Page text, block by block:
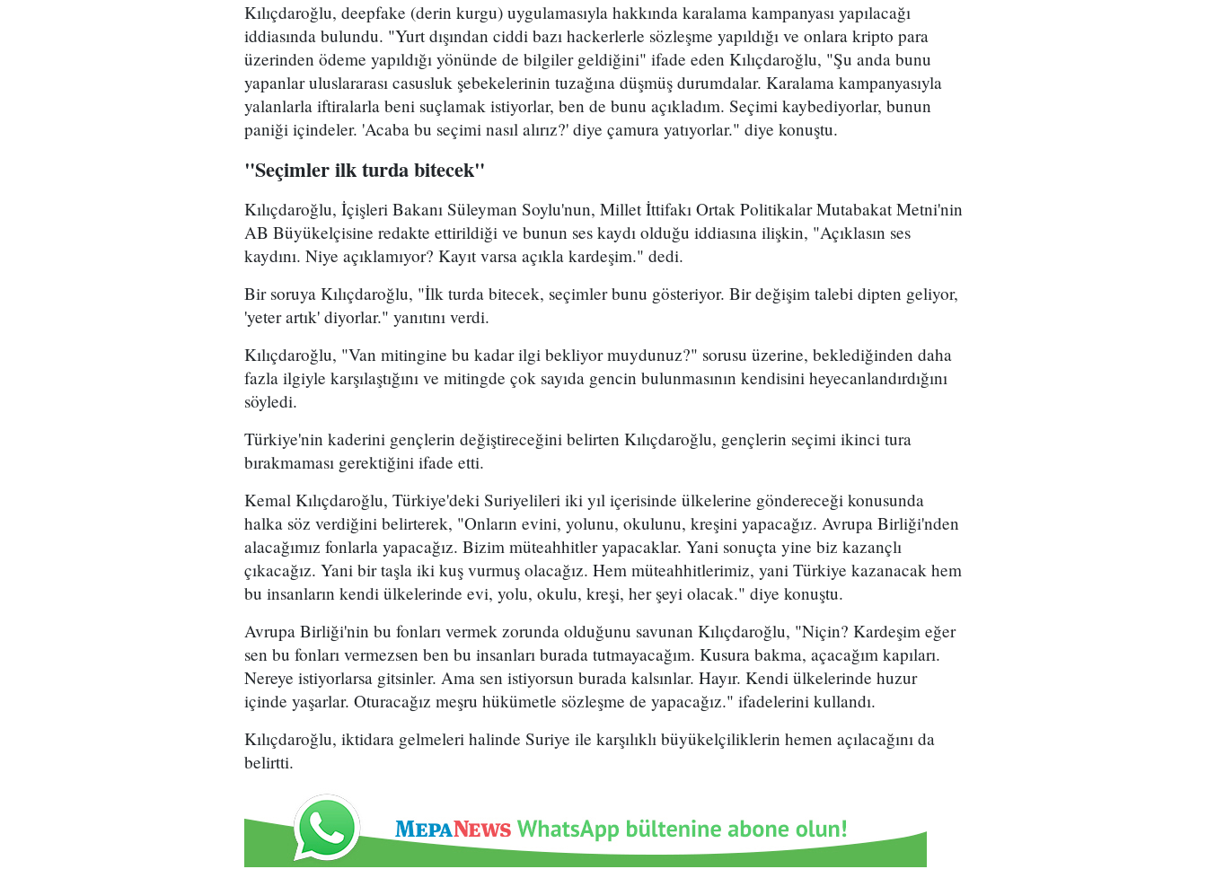
Kılıçdaroğlu, deepfake (derin kurgu) uygulamasıyla hakkında karalama kampanyası yapılacağı
iddiasında bulundu. "Yurt dışından ciddi bazı hackerlerle sözleşme yapıldığı ve onlara kripto para
üzerinden ödeme yapıldığı yönünde de bilgiler geldiğini" ifade eden Kılıçdaroğlu, "Şu anda bunu
yapanlar uluslararası casusluk şebekelerinin tuzağına düşmüş durumdalar. Karalama kampanyasıyla
yalanlarla iftiralarla beni suçlamak istiyorlar, ben de bunu açıkladım. Seçimi kaybediyorlar, bunun
paniği içindeler. 'Acaba bu seçimi nasıl alırız?' diye çamura yatıyorlar." diye konuştu.
"Seçimler ilk turda bitecek"
Kılıçdaroğlu, İçişleri Bakanı Süleyman Soylu'nun, Millet İttifakı Ortak Politikalar Mutabakat Metni'nin
AB Büyükelçisine redakte ettirildiği ve bunun ses kaydı olduğu iddiasına ilişkin, "Açıklasın ses
kaydını. Niye açıklamıyor? Kayıt varsa açıkla kardeşim." dedi.
Bir soruya Kılıçdaroğlu, "İlk turda bitecek, seçimler bunu gösteriyor. Bir değişim talebi dipten geliyor,
'yeter artık' diyorlar." yanıtını verdi.
Kılıçdaroğlu, "Van mitingine bu kadar ilgi bekliyor muydunuz?" sorusu üzerine, beklediğinden daha
fazla ilgiyle karşılaştığını ve mitingde çok sayıda gencin bulunmasının kendisini heyecanlandırdığını
söyledi.
Türkiye'nin kaderini gençlerin değiştireceğini belirten Kılıçdaroğlu, gençlerin seçimi ikinci tura
bırakmaması gerektiğini ifade etti.
Kemal Kılıçdaroğlu, Türkiye'deki Suriyelileri iki yıl içerisinde ülkelerine göndereceği konusunda
halka söz verdiğini belirterek, "Onların evini, yolunu, okulunu, kreşini yapacağız. Avrupa Birliği'nden
alacağımız fonlarla yapacağız. Bizim müteahhitler yapacaklar. Yani sonuçta yine biz kazançlı
çıkacağız. Yani bir taşla iki kuş vurmuş olacağız. Hem müteahhitlerimiz, yani Türkiye kazanacak hem
bu insanların kendi ülkelerinde evi, yolu, okulu, kreşi, her şeyi olacak." diye konuştu.
Avrupa Birliği'nin bu fonları vermek zorunda olduğunu savunan Kılıçdaroğlu, "Niçin? Kardeşim eğer
sen bu fonları vermezsen ben bu insanları burada tutmayacağım. Kusura bakma, açacağım kapıları.
Nereye istiyorlarsa gitsinler. Ama sen istiyorsun burada kalsınlar. Hayır. Kendi ülkelerinde huzur
içinde yaşarlar. Oturacağız meşru hükümetle sözleşme de yapacağız." ifadelerini kullandı.
Kılıçdaroğlu, iktidara gelmeleri halinde Suriye ile karşılıklı büyükelçiliklerin hemen açılacağını da
belirtti.